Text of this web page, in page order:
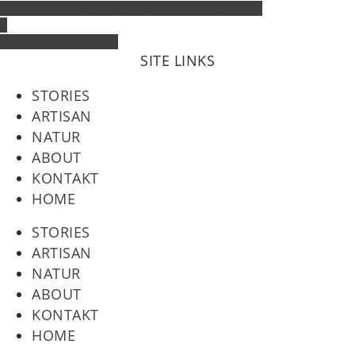
SITE LINKS
STORIES
ARTISAN
NATUR
ABOUT
KONTAKT
HOME
STORIES
ARTISAN
NATUR
ABOUT
KONTAKT
HOME